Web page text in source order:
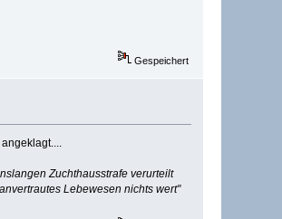
Gespeichert
Zuchthausstrafe verurteilt
Lebewesen nichts wert"